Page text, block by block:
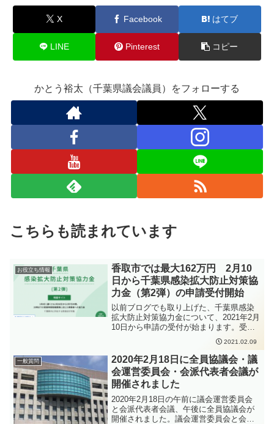
X Facebook はてブ
LINE Pinterest コピー
かとう裕太（千葉県議会議員）をフォローする
こちらも読まれています
お役立ち情報
香取市では最大162万円 2月10
日から千葉県感染拡大防止対策協
力金（第2弾）の申請受付開始
以前ブログでも取り上げた、千葉県感染
拡大防止対策協力金について、2021年2月
10日から申請の受付が始まります。受付
期間は3月10日までとなります。香取市の
ように、東葛地域・千葉市以外に所在す
る飲食店については、最大162万円が支給
されます。
2021.02.09
一般質問
2020年2月18日に全員協議会・議
会運営委員会・会派代表者会議が
開催されました
2020年2月18日の午前に議会運営委員会
と会派代表者会議、午後に全員協議会が
開催されました。議会運営委員会と会派